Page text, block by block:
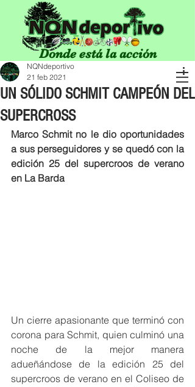
Donde está la acción
UN SÓLIDO SCHMIT CAMPEÓN DEL
SUPERCROSS
NQNdeportivo
21 feb 2021
Marco Schmit no le dio oportunidades
a sus perseguidores y se quedó con la
edición 25 del supercroos de verano
en La Barda
Un cierre apasionante que terminó con
corona para Schmit, quien culminó una
noche de la mejor manera
adueñándose de la edición 25 del
supercroos de verano en el Coliseo de